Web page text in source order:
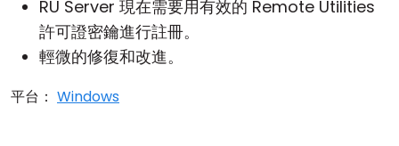
RU Server 現在需要用有效的 Remote Utilities
許可證密鑰進行註冊。
輕微的修復和改進。
平台： Windows